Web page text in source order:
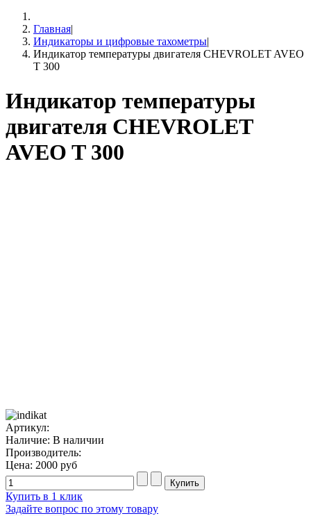
Главная|
Индикаторы и цифровые тахометры|
Индикатор температуры двигателя CHEVROLET AVEO
T 300
Индикатор температуры
двигателя CHEVROLET
AVEO T 300
Артикул:
Наличие: В наличии
Производитель:
Цена: 2000 руб
Купить в 1 клик
Задайте вопрос по этому товару